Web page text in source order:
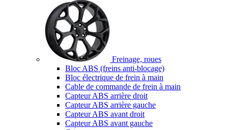
Freinage, roues
Bloc ABS (freins anti-blocage)
Bloc électrique de frein à main
Cable de commande de frein à main
Capteur ABS arrière droit
Capteur ABS arrière gauche
Capteur ABS avant droit
Capteur ABS avant gauche